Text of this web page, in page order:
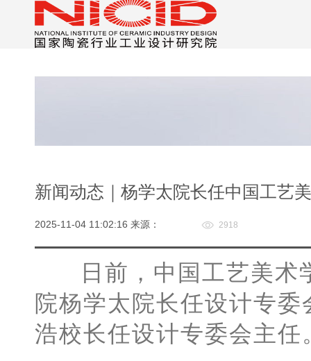
新闻动态｜杨学太院长任中国工艺
2025-11-04 11:02:16 来源： 2918
日前，中国工艺美术
院杨学太院长任设计专
浩校长任设计专委会主任